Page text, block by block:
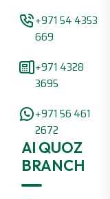
+971 54 4353
669
+971 4328
3695
+971 56 461
2672
Al QUOZ
BRANCH